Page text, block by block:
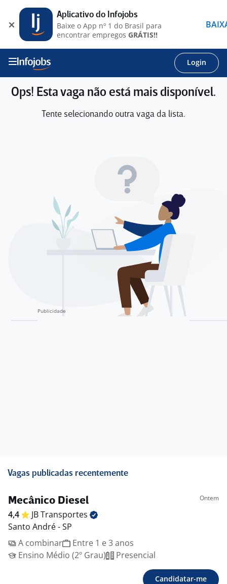
Login
Ops! Esta vaga não está mais disponível.
Tente selecionando outra vaga da lista.
Vagas publicadas recentemente
Mecânico Diesel Ontem
4,4 JBTransportes
Santo André - SP
A combinar
Entre 1 e 3 anos
Ensino Médio (2º Grau)
Presencial
Candidatar-me
Aplicativo do Infojobs
Baixe o App nº 1 do Brasil para
encontrar empregos GRÁTIS!!